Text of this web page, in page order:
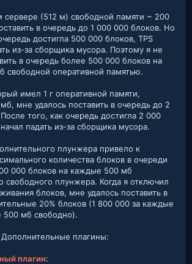
(512 м) свободной памяти ~ 200
в очередь до 1 000 000 блоков. Но
достигла 500 000 блоков, TPS
из-за сборщика мусора. Поэтому я не
в очередь более 500 000 блоков на
свободной оперативной памятью.
имел 1 г оперативной памяти,
мне удалось поставить в очередь до 2
того, как очередь достигла 2 000
падать из-за сборщика мусора.
плунжера привело к
количества блоков в очереди
000 блоков на каждые 500 мб
свободного плунжера. Когда я отключил
блоков, мне удалось поставить в
20% блоков (1 800 000 за каждые
500 мб свободно).
Дополнительные плагины:
плагин: